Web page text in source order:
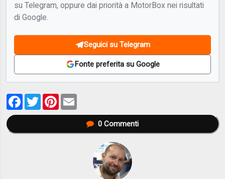
su Telegram, oppure dai priorità a MotorBox nei risultati
di Google.
Seguici su Telegram
Fonte preferita su Google
Facebook
TwitterPinterest
0Commenti